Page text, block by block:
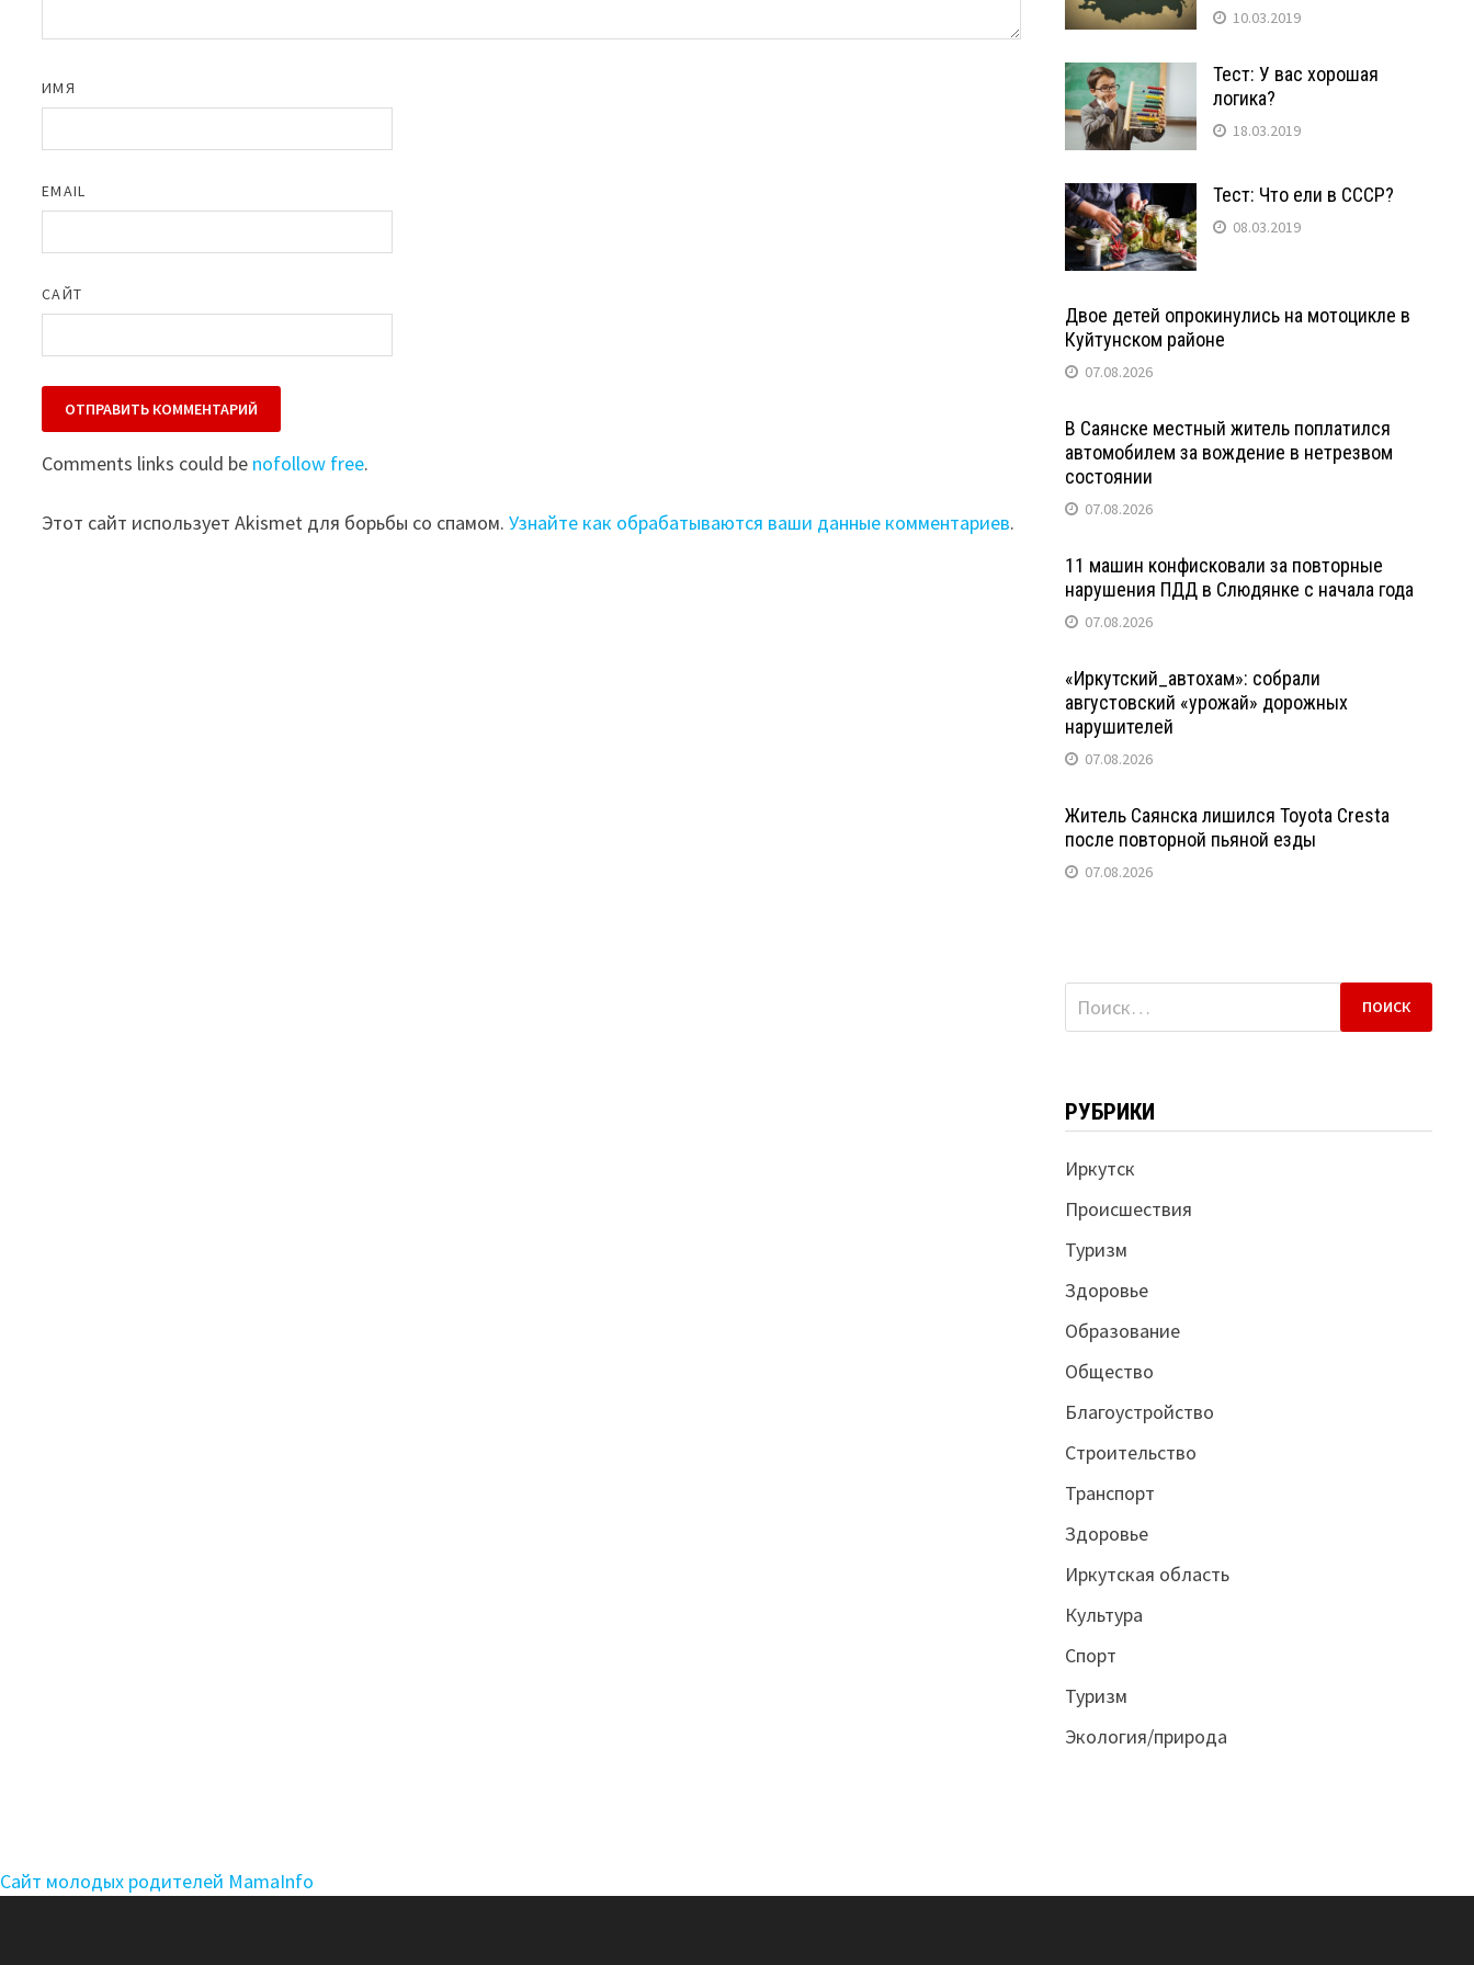
ИМЯ
EMAIL
САЙТ
Comments links could be nofollow free.
Этот сайт использует Akismet для борьбы со спамом.Узнайте как обрабатываются ваши данные комментариев.
10.03.2019
Тест: У вас хорошая
логика?
18.03.2019
Тест: Что ели в СССР?
08.03.2019
Двое детей опрокинулись на мотоцикле в
Куйтунском районе
07.08.2026
В Саянске местный житель поплатился
автомобилем за вождение в нетрезвом
состоянии
07.08.2026
11 машин конфисковали за повторные
нарушения ПДД в Слюдянке с начала года
07.08.2026
«Иркутский_автохам»: собрали
августовский «урожай» дорожных
нарушителей
07.08.2026
Житель Саянска лишился Toyota Cresta
после повторной пьяной езды
07.08.2026
Найти:
РУБРИКИ
Иркутск
Происшествия
Туризм
Здоровье
Образование
Общество
Благоустройство
Строительство
Транспорт
Здоровье
Иркутская область
Культура
Спорт
Туризм
Экология/природа
Сайт молодых родителей MamaInfo